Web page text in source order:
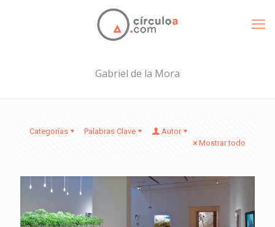
Gabriel de la Mora
Categorías Palabras Clave
Autor
Mostrar todo